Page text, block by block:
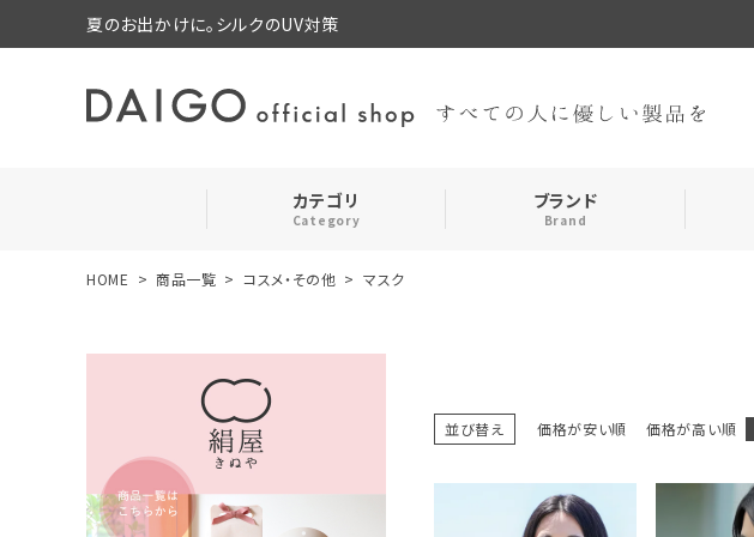
夏のお出かけに。シルクのUV対策
カテゴリ
Category
メンズ
ブランド
Brand
お気に入り
HOME 商品一覧 コスメ・その他 マスク
並び替え 価格が安い順 価格が高い順